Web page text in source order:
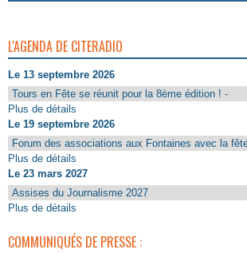
L'AGENDA DE CITERADIO
Le 13 septembre 2026
Tours en Fête se réunit pour la 8ème édition ! -
Plus de détails
Le 19 septembre 2026
Forum des associations aux Fontaines avec la
Plus de détails
Le 23 mars 2027
Assises du Journalisme 2027
Plus de détails
COMMUNIQUÉS DE PRESSE :